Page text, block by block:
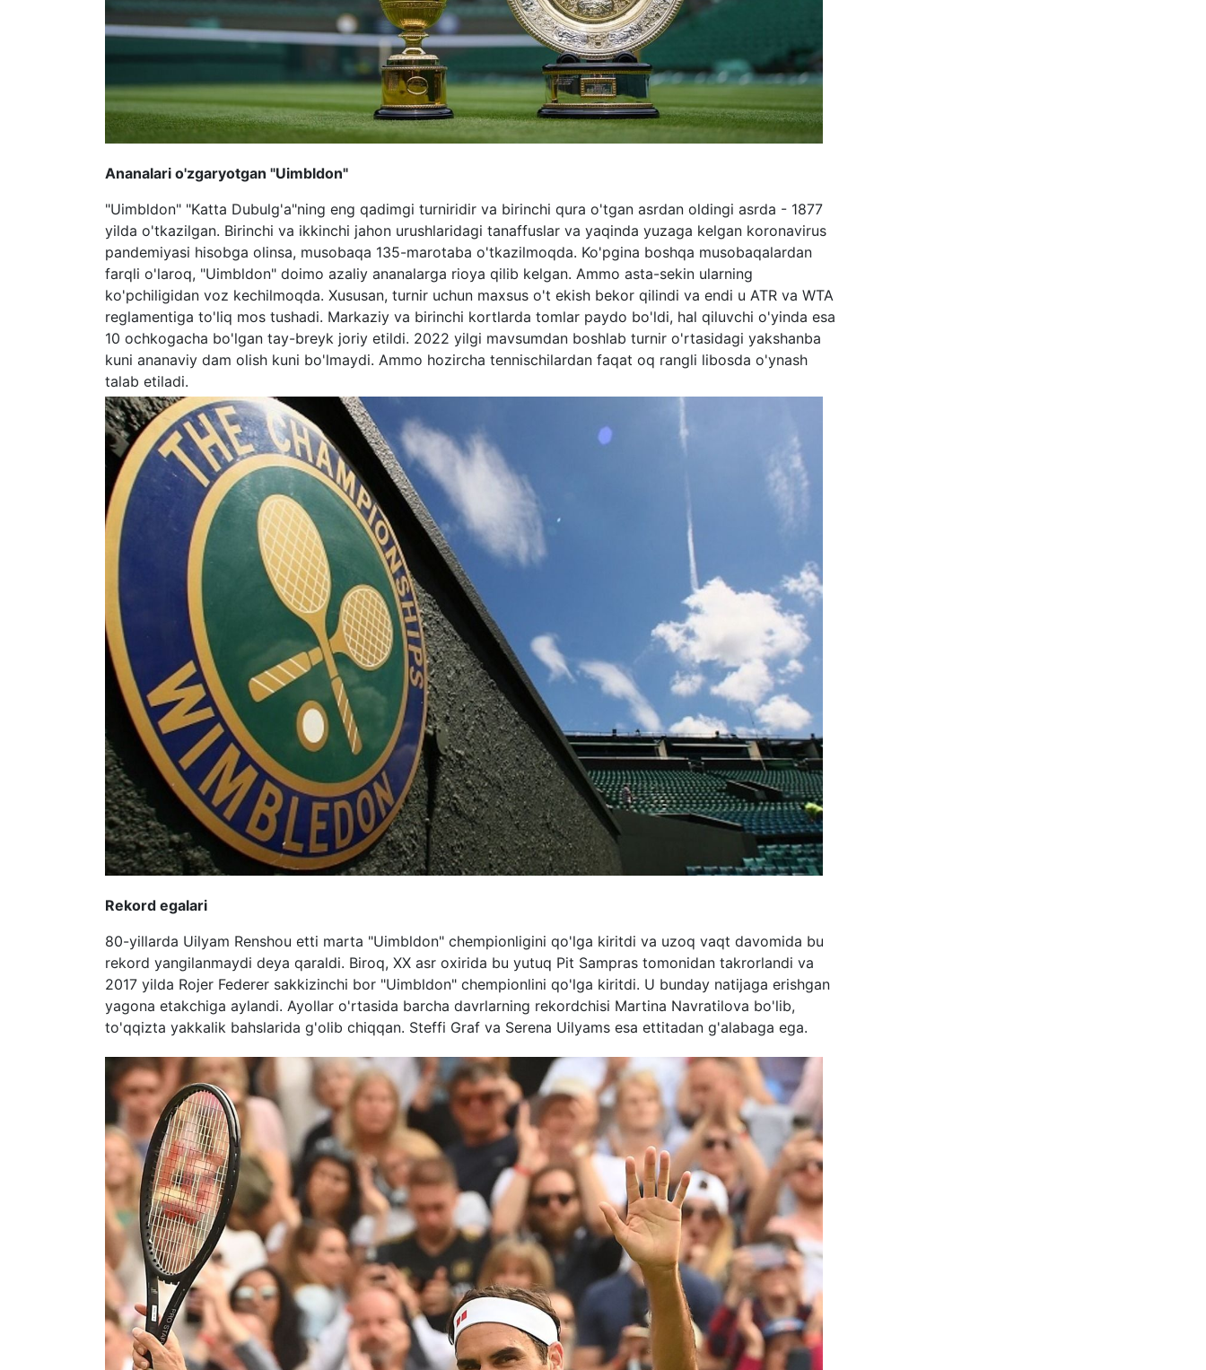
Ananalari o'zgaryotgan "Uimbldon"
"Uimbldon" "Katta Dubulg'a"ning eng qadimgi turniridir va birinchi qura o'tgan asrdan oldingi asrda - 1877
yilda o'tkazilgan. Birinchi va ikkinchi jahon urushlaridagi tanaffuslar va yaqinda yuzaga kelgan koronavirus
pandemiyasi hisobga olinsa, musobaqa 135-marotaba o'tkazilmoqda. Ko'pgina boshqa musobaqalardan
farqli o'laroq, "Uimbldon" doimo azaliy ananalarga rioya qilib kelgan. Ammo asta-sekin ularning
ko'pchiligidan voz kechilmoqda. Xususan, turnir uchun maxsus o't ekish bekor qilindi va endi u ATR va WTA
reglamentiga to'liq mos tushadi. Markaziy va birinchi kortlarda tomlar paydo bo'ldi, hal qiluvchi o'yinda esa
10 ochkogacha bo'lgan tay-breyk joriy etildi. 2022 yilgi mavsumdan boshlab turnir o'rtasidagi yakshanba
kuni ananaviy dam olish kuni bo'lmaydi. Ammo hozircha tennischilardan faqat oq rangli libosda o'ynash
talab etiladi.
Rekord egalari
80-yillarda Uilyam Renshou etti marta "Uimbldon" chempionligini qo'lga kiritdi va uzoq vaqt davomida bu
rekord yangilanmaydi deya qaraldi. Biroq, XX asr oxirida bu yutuq Pit Sampras tomonidan takrorlandi va
2017 yilda Rojer Federer sakkizinchi bor "Uimbldon" chempionlini qo'lga kiritdi. U bunday natijaga erishgan
yagona etakchiga aylandi. Ayollar o'rtasida barcha davrlarning rekordchisi Martina Navratilova bo'lib,
to'qqizta yakkalik bahslarida g'olib chiqqan. Steffi Graf va Serena Uilyams esa ettitadan g'alabaga ega.